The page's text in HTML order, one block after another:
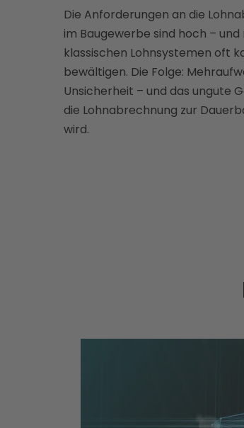
Die Anforderungen an die
im Baugewerbe sind hoch – und
klassischen Lohnsystemen oft
bewältigen. Die Folge:
Unsicherheit – und das ungute
die Lohnabrechnung zur
wird.